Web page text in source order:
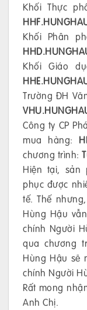
Khối Thực
Khối Phân
Khối Giáo
Trường ĐH
Công ty CP
mua hàng:
chương trình:
Hiện tại, sản
phục được
tế. Thế
Hùng Hậu
chính Người
qua chương
Hùng Hậu sẽ
chính Người
Rất mong
Anh Chị.